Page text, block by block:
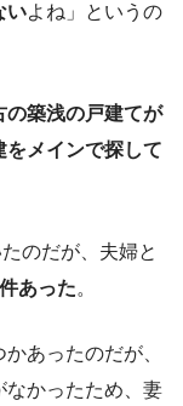
いよね」というの
の築浅の戸建てが
メインで探して
のだが、夫婦と
あった。
あったのだが、
なかったため、妻